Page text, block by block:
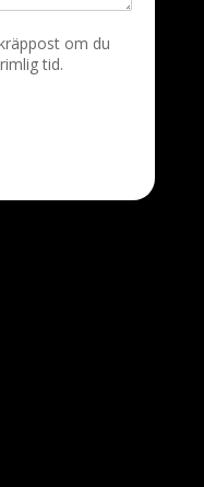
om du
tid.